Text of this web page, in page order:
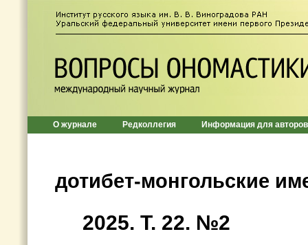
О журнале Редколлегия Информация для авторов
дотибет-монгольские
2025. Т. 22. №2